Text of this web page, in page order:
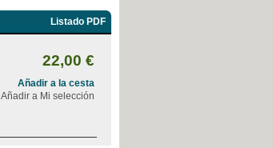
Listado PDF
22,00 €
Añadir a la cesta
Añadir a Mi selección